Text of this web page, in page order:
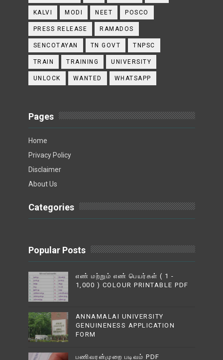
KALVI MODI NEET POSCO
PRESS RELEASE RAMADOS
SENCOTAYAN TN GOVT TNPSC
TRAIN TRAINING UNIVERSITY
UNLOCK WANTED WHATSAPP
Pages
Home
Privacy Policy
Disclaimer
About Us
Categories
Popular Posts
எண் மற்றும் எண் பெயர்கள் ( 1 -
1,000 ) COLOUR PRINTABLE PDF
ANNAMALAI UNIVERSITY
GENUINENESS APPLICATION
FORM
பணிவரன்முறை படிவம் PDF